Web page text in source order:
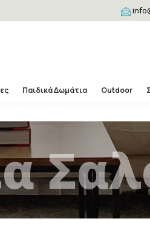
Παιδικά Δωμάτια Outdoor